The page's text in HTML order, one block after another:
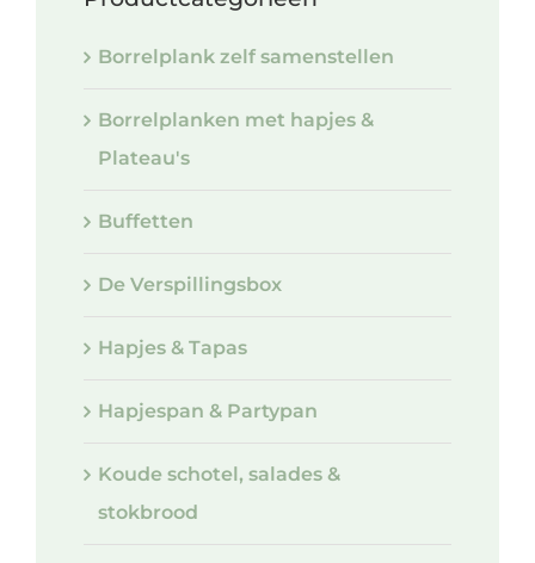
Borrelplank zelf samenstellen
Borrelplanken met hapjes &
Plateau's
Buffetten
De Verspillingsbox
Hapjes & Tapas
Hapjespan & Partypan
Koude schotel, salades &
stokbrood